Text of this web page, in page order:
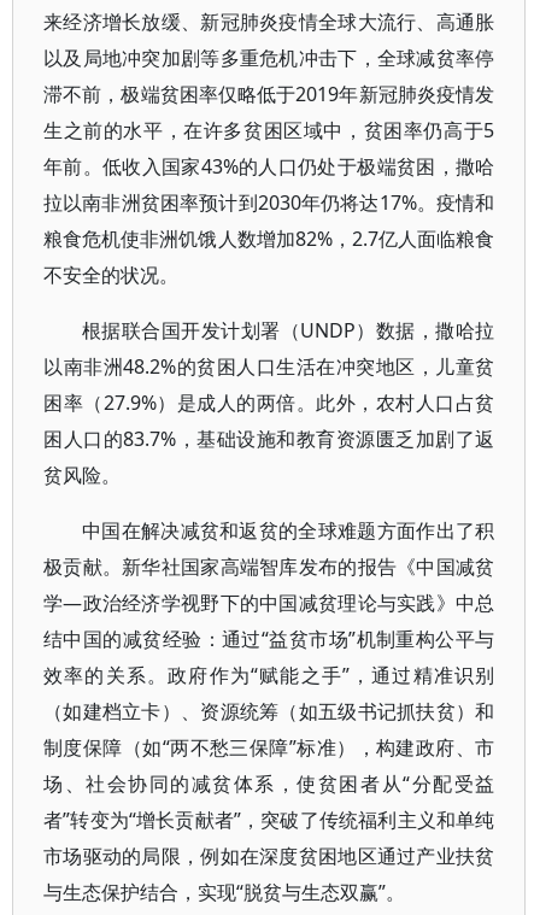
来经济增长放缓、新冠肺炎疫情全球大流行、高通胀
以及局地冲突加剧等多重危机冲击下，全球减贫率停
滞不前，极端贫困率仅略低于2019年新冠肺炎疫情发
生之前的水平，在许多贫困区域中，贫困率仍高于5
年前。低收入国家43%的人口仍处于极端贫困，撒哈
拉以南非洲贫困率预计到2030年仍将达17%。疫情和
粮食危机使非洲饥饿人数增加82%，2.7亿人面临粮食
不安全的状况。
根据联合国开发计划署（UNDP）数据，撒哈拉
以南非洲48.2%的贫困人口生活在冲突地区，儿童贫
困率（27.9%）是成人的两倍。此外，农村人口占贫
困人口的83.7%，基础设施和教育资源匮乏加剧了返
贫风险。
中国在解决减贫和返贫的全球难题方面作出了积
极贡献。新华社国家高端智库发布的报告《中国减贫
学—政治经济学视野下的中国减贫理论与实践》中总
结中国的减贫经验：通过“益贫市场”机制重构公平与
效率的关系。政府作为“赋能之手”，通过精准识别
（如建档立卡）、资源统筹（如五级书记抓扶贫）和
制度保障（如“两不愁三保障”标准），构建政府、市
场、社会协同的减贫体系，使贫困者从“分配受益
者”转变为“增长贡献者”，突破了传统福利主义和单纯
市场驱动的局限，例如在深度贫困地区通过产业扶贫
与生态保护结合，实现“脱贫与生态双赢”。